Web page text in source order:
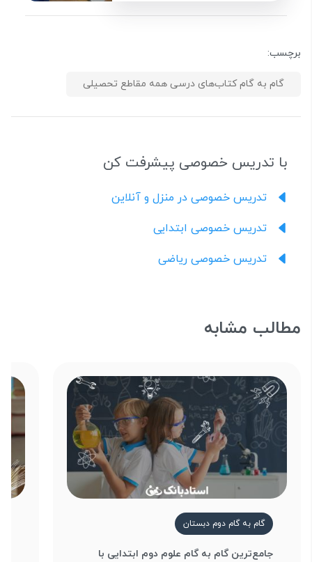
برچسب:
گام به گام کتاب‌های درسی همه مقاطع تحصیلی
با تدریس خصوصی پیشرفت کن
تدریس خصوصی در منزل و آنلاین
تدریس خصوصی ابتدایی
تدریس خصوصی ریاضی
مطالب مشابه
گام به گام دوم دبستان
جامع‌ترین گام به گام علوم دوم ابتدایی با